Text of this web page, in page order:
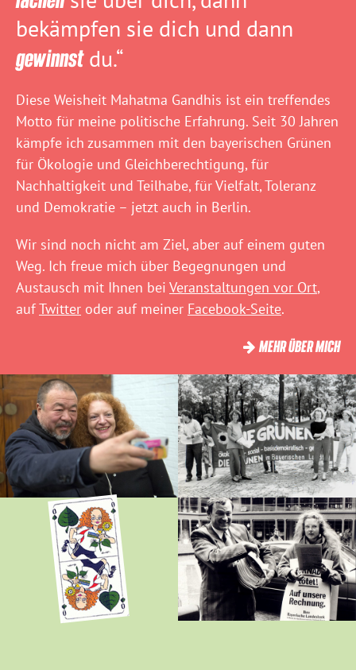
bekämpfen sie dich und dann
gewinnstdu.“
Diese Weisheit Mahatma Gandhis ist ein treffendes
Motto für meine politische Erfahrung. Seit 30 Jahren
kämpfe ich zusammen mit den bayerischen Grünen
für Ökologie und Gleichberechtigung, für
Nachhaltigkeit und Teilhabe, für Vielfalt, Toleranz
und Demokratie – jetzt auch in Berlin.
Wir sind noch nicht am Ziel, aber auf einem guten
Weg. Ich freue mich über Begegnungen und
Austausch mit Ihnen bei Veranstaltungen vor Ort,
aufTwitter oder auf meiner Facebook-Seite.
MEHR ÜBER MICH